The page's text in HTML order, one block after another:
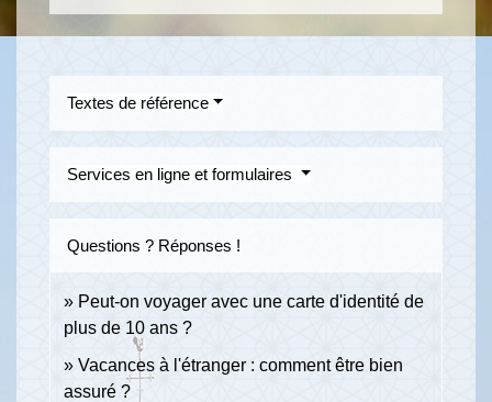
Textes de référence
Services en ligne et formulaires
Questions ? Réponses !
Peut-on voyager avec une carte d'identité de
plus de 10 ans ?
Vacances à l'étranger : comment être bien
assuré ?